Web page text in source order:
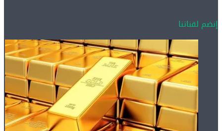
إنضم لقناتنا